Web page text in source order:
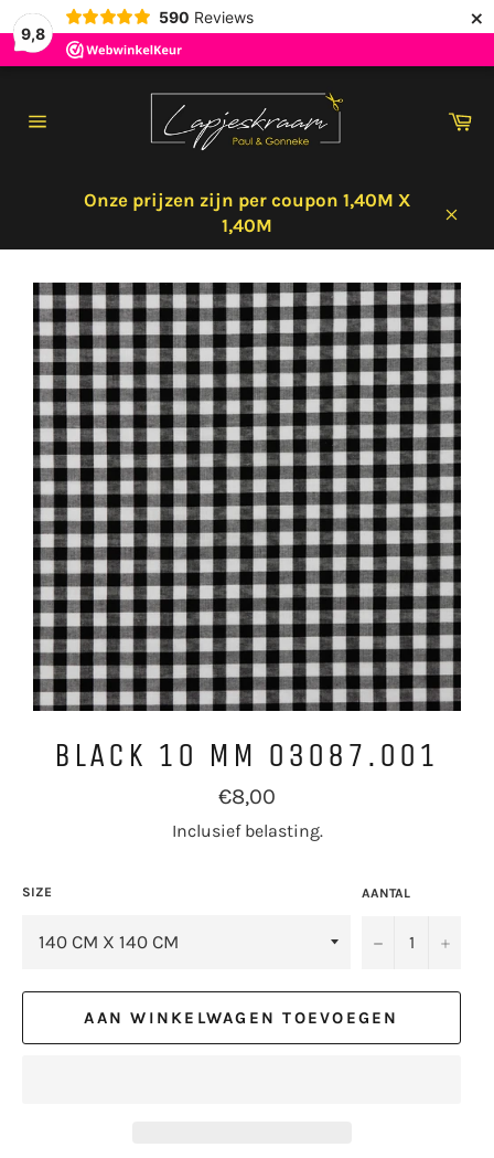
9,8
590 Reviews ×
Onze prijzen zijn per coupon 1,40M X
1,40M
BLACK 10 MM 03087.001
Normale
prijs
€8,00
Inclusief belasting.
SIZE AANTAL
− +
AAN WINKELWAGEN TOEVOEGEN